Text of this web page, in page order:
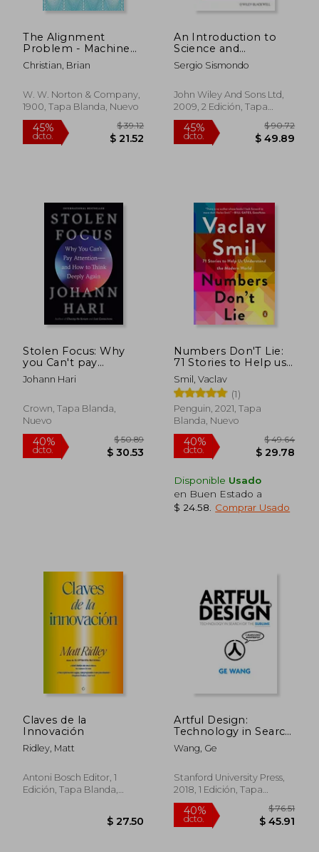
40%
dcto.
The Alignment
Problem - Machine
Learning and Human
Values (en Inglés)
Christian, Brian
W. W. Norton & Company,
1900, Tapa Blanda, Nuevo
45%
dcto.
An Introduction to
Science and
Technology Studies
(en Inglés)
Sergio Sismondo
John Wiley And Sons Ltd,
2009, 2 Edición, Tapa
Blanda, Nuevo
45%
dcto.
Stolen Focus: Why
you Can't pay
Attention--And how
to Think Deeply
Johann Hari
Crown, Tapa Blanda,
Nuevo
Numbers Don'T Lie:
71 Stories to Help us
Understand the
Modern World (en
Inglés)
Smil, Vaclav
(1)
Penguin, 2021, Tapa
Blanda, Nuevo
Disponible Usado
en Buen Estado a
$ 24.58
Comprar Usado
Claves de la
Innovación
Ridley, Matt
Antoni Bosch Editor, 1
Edición, Tapa Blanda,
Artful Design:
Technology in Search
of the Sublime, a
Musicomic Manifesto
Wang, Ge
Stanford University Press,
2018, 1 Edición, Tapa
Blanda, Nuevo